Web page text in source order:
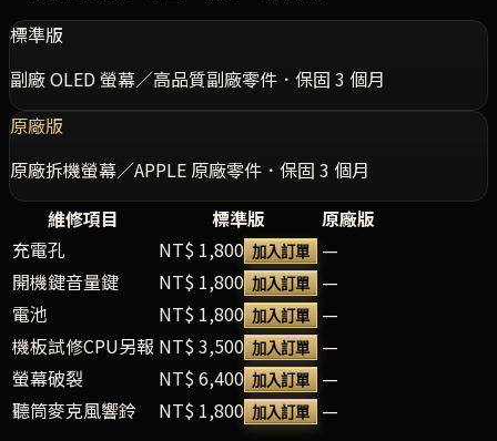
標準版
副廠 OLED 螢幕／高品質副廠零件．保固 3 個月
原廠版
原廠拆機螢幕／APPLE 原廠零件．保固 3 個月
維修項目
標準版
原廠版
充電孔
NT$ 1,800 加入訂單
—
開機鍵音量鍵
NT$ 1,800 加入訂單
—
電池
NT$ 1,800 加入訂單
—
機板試修CPU另報 NT$ 3,500 加入訂單
—
螢幕破裂
NT$ 6,400 加入訂單
—
聽筒麥克風響鈴
NT$ 1,800 加入訂單
—